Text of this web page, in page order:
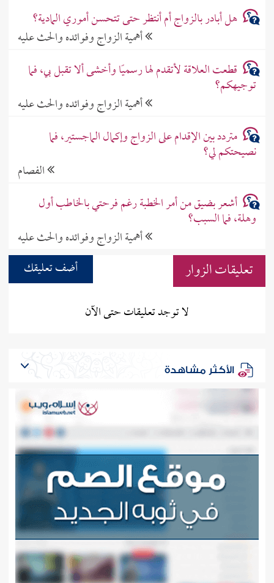
هل أبادر بالزواج أم أنتظر حتى تتحسن أموري المادية؟
أهمية الزواج وفوائده والحث عليه
قطعت العلاقة لأتقدم لها رسميًا وأخشى ألا تقبل بي، فما
توجيهكم؟
أهمية الزواج وفوائده والحث عليه
متردد بين الإقدام على الزواج وإكمال الماجستير، فما
نصيحتكم لي؟
الفصام
أشعر بضيق من أمر الخطبة رغم فرحتي بالخاطب أول
وهلة، فما السبب؟
أهمية الزواج وفوائده والحث عليه
تعليقات الزوار
أضف تعليقك
لا توجد تعليقات حتى الآن
الأكثر مشاهدة